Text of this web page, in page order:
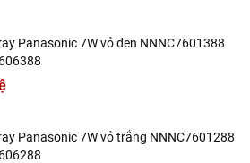
Panasonic 7W vỏ đen NNNC7601388
Panasonic 7W vỏ trắng NNNC7601288